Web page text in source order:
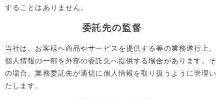
することはありません。
委託先の監督
当社は、お客様へ商品やサービスを提供する等の業務遂行上、
個人情報の一部を外部の委託先へ提供する場合があります。そ
の場合、業務委託先が適切に個人情報を取り扱うように管理い
たします。